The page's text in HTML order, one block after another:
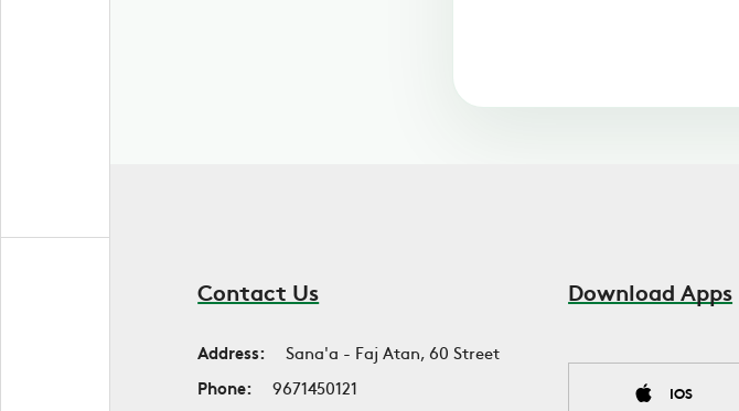
Contact Us
Address:
Sana'a - Faj Atan, 60 Street
Phone:
9671450121
Download Apps
IOS